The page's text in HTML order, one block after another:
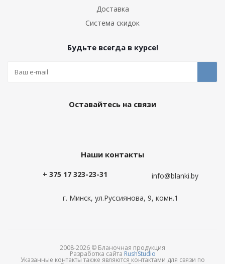
Доставка
Система скидок
Будьте всегда в курсе!
Оставайтесь на связи
Наши контакты
+ 375 17 323-23-31 info@blanki.by
г. Минск, ул.Руссиянова, 9, комн.1
2008-2026 © Бланочная продукция
Разработка сайта RushStudio
Указанные контакты также являются контактами для связи по